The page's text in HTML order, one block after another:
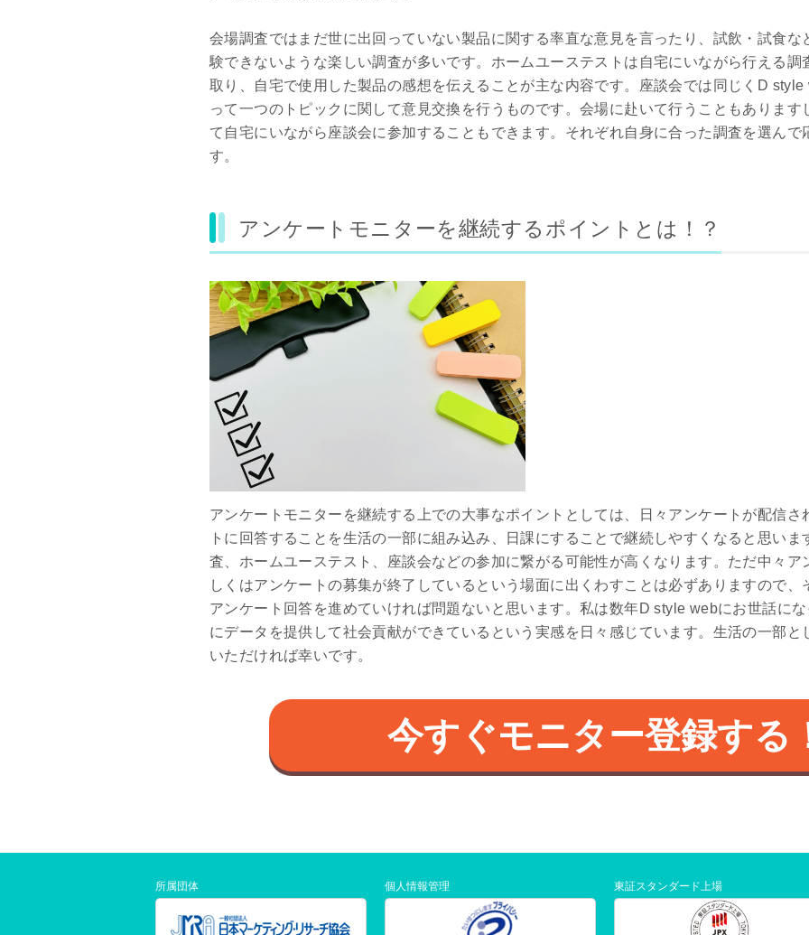
会場調査ではまだ世に出回っていない製品に関する率直な意見を言ったり、試飲・試食な
験できないような楽しい調査が多いです。ホームユーステストは自宅にいながら行える調
取り、自宅で使用した製品の感想を伝えることが主な内容です。座談会では同じくD
って一つのトピックに関して意見交換を行うものです。会場に赴いて行うこともありま
て自宅にいながら座談会に参加することもできます。それぞれ自身に合った調査を選んで
す。
アンケートモニターを継続するポイントとは！？
アンケートモニターを継続する上での大事なポイントとしては、日々アンケートが配信さ
トに回答することを生活の一部に組み込み、日課にすることで継続しやすくなると思い
査、ホームユーステスト、座談会などの参加に繋がる可能性が高くなります。ただ中々ア
しくはアンケートの募集が終了しているという場面に出くわすことは必ずありますので
アンケート回答を進めていければ問題ないと思います。私は数年D style webにお世話に
にデータを提供して社会貢献ができているという実感を日々感じています。生活の一部
いただければ幸いです。
今すぐモニター登録する
所属団体 個人情報管理 東証スタンダード上場